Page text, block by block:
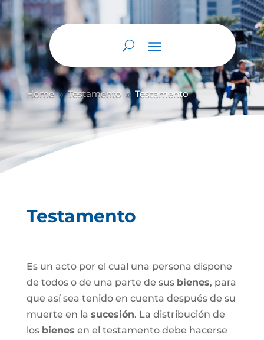
Abrir barra de herramientas
Home 9 Testamento 9 Testamento
Testamento
Es un acto por el cual una persona dispone
de todos o de una parte de sus bienes, para
que así sea tenido en cuenta después de su
muerte en la sucesión. La distribución de
los bienes en el testamento debe hacerse